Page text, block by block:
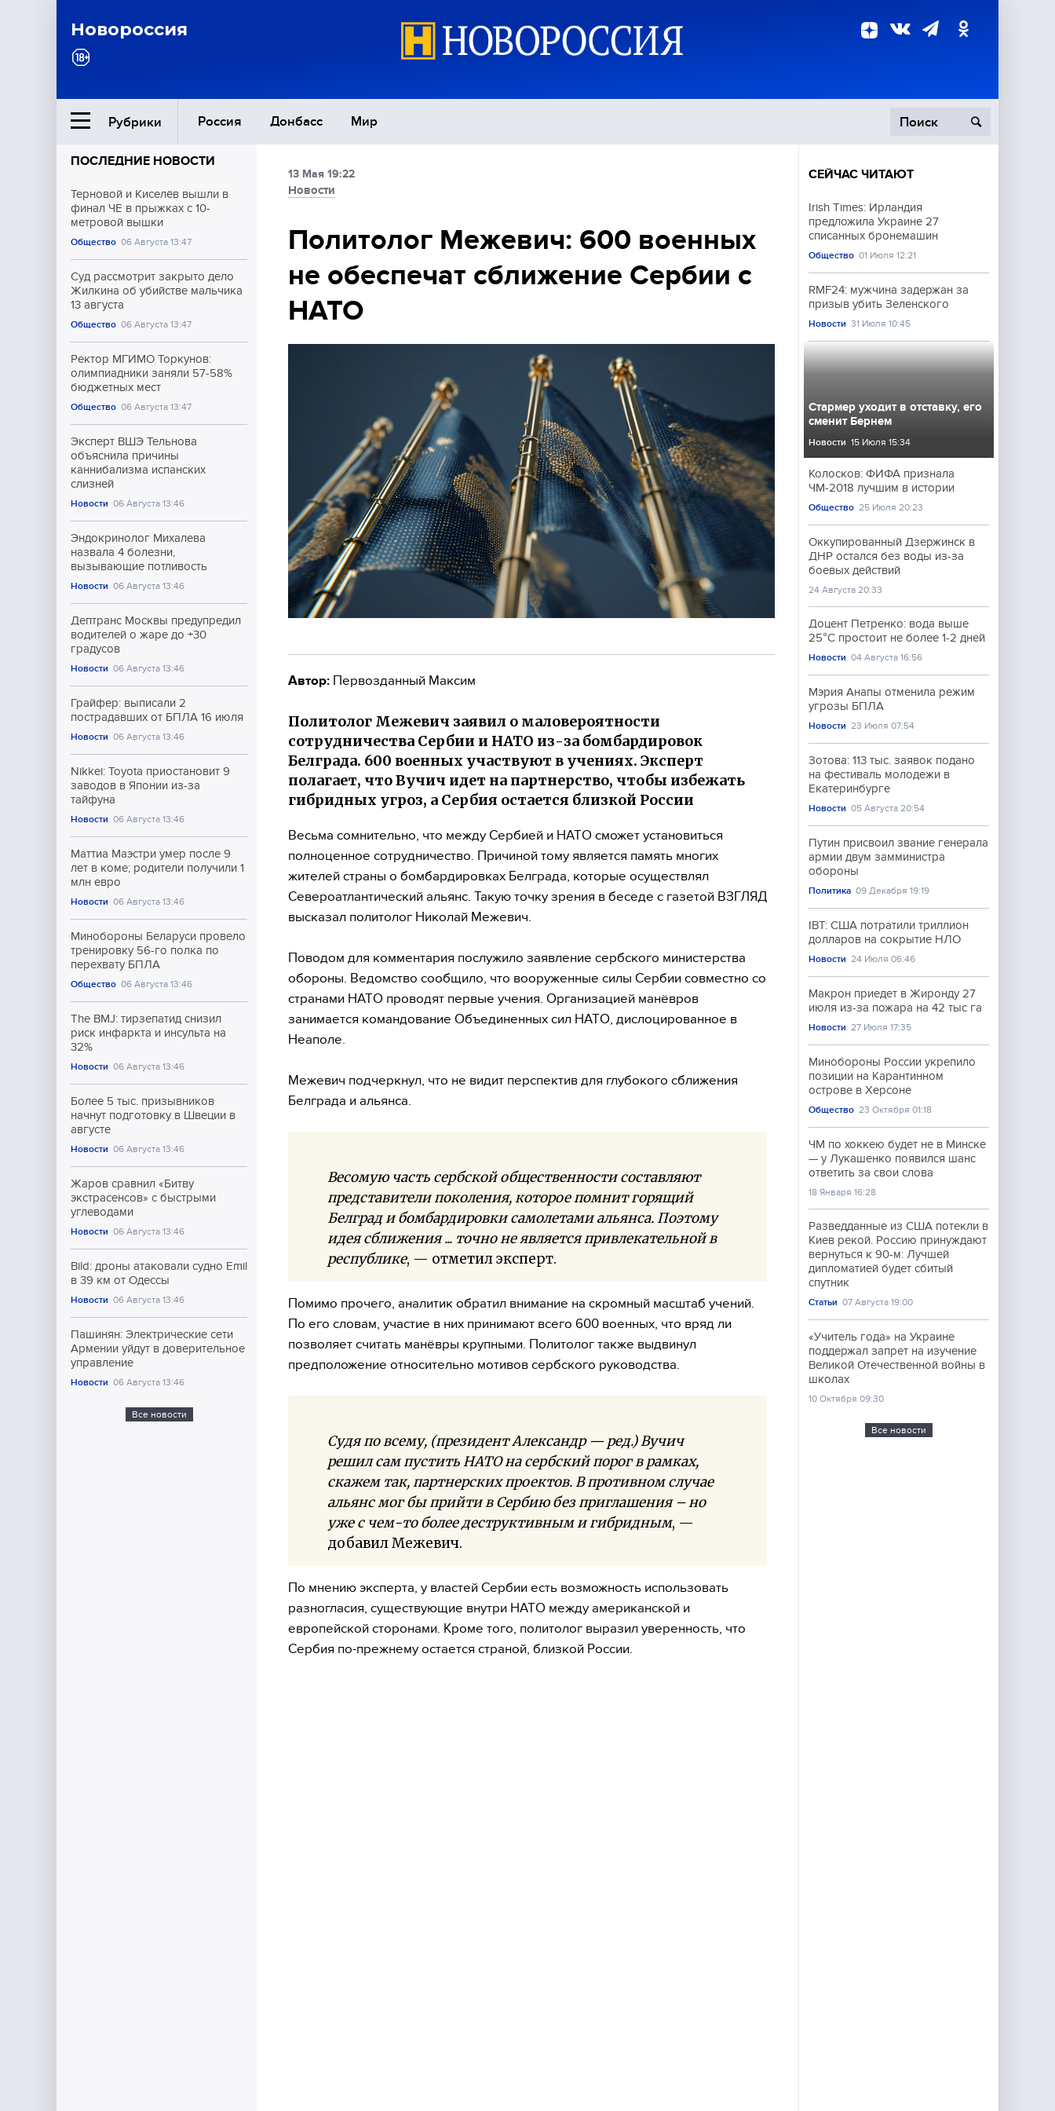
Новороссия
Рубрики Россия Донбасс Мир
Ближний Восток
Общество
Экономика
Происшествия
Культура
Спорт
ПОСЛЕДНИЕ НОВОСТИ
Терновой и Киселёв вышли в
финал ЧЕ в прыжках с 10-
метровой вышки
Общество 06 Августа 13:47
Суд рассмотрит закрыто дело
Жилкина об убийстве мальчика
13 августа
Общество 06 Августа 13:47
Ректор МГИМО Торкунов:
олимпиадники заняли 57-58%
бюджетных мест
Общество 06 Августа 13:47
Эксперт ВШЭ Тельнова
объяснила причины
каннибализма испанских
слизней
Новости 06 Августа 13:46
Эндокринолог Михалева
назвала 4 болезни,
вызывающие потливость
Новости 06 Августа 13:46
Дептранс Москвы предупредил
водителей о жаре до +30
градусов
Новости 06 Августа 13:46
Грайфер: выписали 2
пострадавших от БПЛА 16 июля
Новости 06 Августа 13:46
Nikkei: Toyota приостановит 9
заводов в Японии из-за
тайфуна
Новости 06 Августа 13:46
Маттиа Маэстри умер после 9
лет в коме; родители получили 1
млн евро
Новости 06 Августа 13:46
Минобороны Беларуси провело
тренировку 56-го полка по
перехвату БПЛА
Общество 06 Августа 13:46
The BMJ: тирзепатид снизил
риск инфаркта и инсульта на
32%
Новости 06 Августа 13:46
Более 5 тыс. призывников
начнут подготовку в Швеции в
августе
Новости 06 Августа 13:46
Жаров сравнил «Битву
экстрасенсов» с быстрыми
углеводами
Новости 06 Августа 13:46
Bild: дроны атаковали судно Emil
в 39 км от Одессы
Новости 06 Августа 13:46
Пашинян: Электрические сети
Армении уйдут в доверительное
управление
Новости 06 Августа 13:46
Все новости
13 Мая 19:22
Новости
Политолог Межевич: 600 военных
не обеспечат сближение Сербии с
НАТО
Автор: Первозданный Максим
Политолог Межевич заявил о маловероятности
сотрудничества Сербии и НАТО из-за бомбардировок
Белграда. 600 военных участвуют в учениях. Эксперт
полагает, что Вучич идет на партнерство, чтобы избежать
гибридных угроз, а Сербия остается близкой России
Весьма сомнительно, что между Сербией и НАТО сможет установиться
полноценное сотрудничество. Причиной тому является память многих
жителей страны о бомбардировках Белграда, которые осуществлял
Североатлантический альянс. Такую точку зрения в беседе с газетой ВЗГЛЯД
высказал политолог Николай Межевич.
Поводом для комментария послужило заявление сербского министерства
обороны. Ведомство сообщило, что вооруженные силы Сербии совместно со
странами НАТО проводят первые учения. Организацией манёвров
занимается командование Объединенных сил НАТО, дислоцированное в
Неаполе.
Межевич подчеркнул, что не видит перспектив для глубокого сближения
Белграда и альянса.
Весомую часть сербской общественности составляют
представители поколения, которое помнит горящий
Белград и бомбардировки самолетами альянса. Поэтому
идея сближения ... точно не является привлекательной в
республике, — отметил эксперт.
Помимо прочего, аналитик обратил внимание на скромный масштаб учений.
По его словам, участие в них принимают всего 600 военных, что вряд ли
позволяет считать манёвры крупными. Политолог также выдвинул
предположение относительно мотивов сербского руководства.
Судя по всему, (президент Александр — ред.) Вучич
решил сам пустить НАТО на сербский порог в рамках,
скажем так, партнерских проектов. В противном случае
альянс мог бы прийти в Сербию без приглашения – но
уже с чем-то более деструктивным и гибридным, —
добавил Межевич.
По мнению эксперта, у властей Сербии есть возможность использовать
разногласия, существующие внутри НАТО между американской и
европейской сторонами. Кроме того, политолог выразил уверенность, что
Сербия по-прежнему остается страной, близкой России.
СЕЙЧАС ЧИТАЮТ
Irish Times: Ирландия
предложила Украине 27
списанных бронемашин
Общество 01 Июля 12:21
RMF24: мужчина задержан за
призыв убить Зеленского
Новости 31 Июля 10:45
Стармер уходит в отставку, его
сменит Бернем
Новости 15 Июля 15:34
Колосков: ФИФА признала
ЧМ-2018 лучшим в истории
Общество 25 Июля 20:23
Оккупированный Дзержинск в
ДНР остался без воды из-за
боевых действий
24 Августа 20:33
Доцент Петренко: вода выше
25°C простоит не более 1-2 дней
Новости 04 Августа 16:56
Мэрия Анапы отменила режим
угрозы БПЛА
Новости 23 Июля 07:54
Зотова: 113 тыс. заявок подано
на фестиваль молодежи в
Екатеринбурге
Новости 05 Августа 20:54
Путин присвоил звание генерала
армии двум замминистра
обороны
Политика 09 Декабря 19:19
IBT: США потратили триллион
долларов на сокрытие НЛО
Новости 24 Июля 06:46
Макрон приедет в Жиронду 27
июля из-за пожара на 42 тыс га
Новости 27 Июля 17:35
Минобороны России укрепило
позиции на Карантинном
острове в Херсоне
Общество 23 Октября 01:18
ЧМ по хоккею будет не в Минске
— у Лукашенко появился шанс
ответить за свои слова
18 Января 16:28
Разведданные из США потекли в
Киев рекой. Россию принуждают
вернуться к 90-м: Лучшей
дипломатией будет сбитый
спутник
Статьи 07 Августа 19:00
«Учитель года» на Украине
поддержал запрет на изучение
Великой Отечественной войны в
школах
10 Октября 09:30
Все новости